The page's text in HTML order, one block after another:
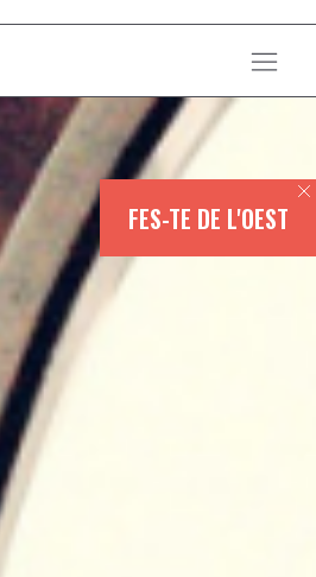
FES-TE DE L'OEST